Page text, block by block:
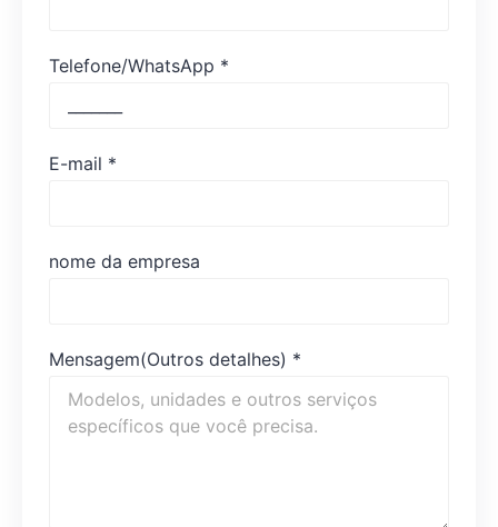
Telefone/WhatsApp *
E-mail *
nome da empresa
Mensagem(Outros detalhes) *